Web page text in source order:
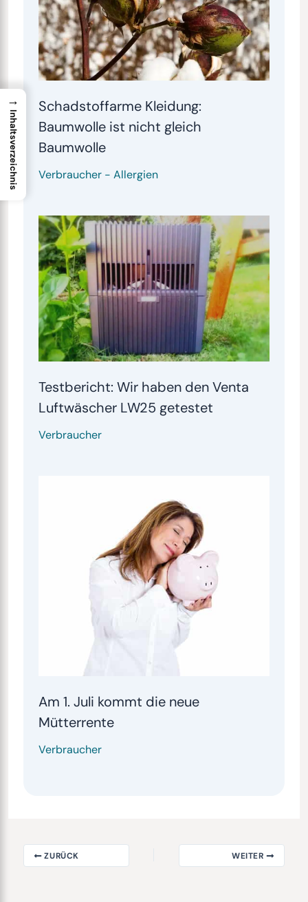
Schadstoffarme Kleidung:
Baumwolle ist nicht gleich
Baumwolle
Verbraucher- Allergien
Testbericht: Wir haben den Venta
Luftwäscher LW25 getestet
Verbraucher
Am 1. Juli kommt die neue
Mütterrente
Verbraucher
ZURÜCK WEITER
→
Inhaltsverzeichnis